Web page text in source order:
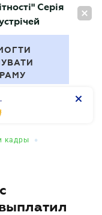
RU
Серія
кадры •